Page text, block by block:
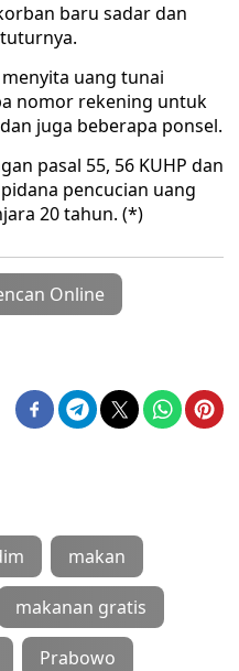
baru sadar dan
uang tunai
nomor rekening untuk
juga beberapa ponsel.
pasal 55, 56 KUHP dan
pencucian uang
20 tahun. (*)
Online
makan
makanan gratis
Prabowo